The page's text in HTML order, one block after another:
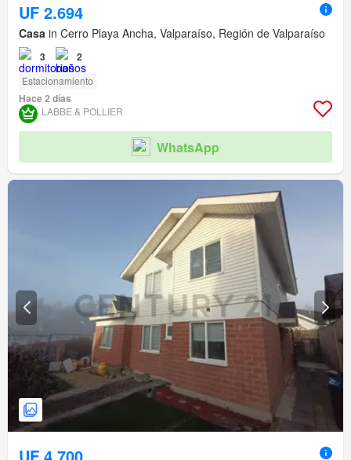
UF 2.694
Casa in Cerro Playa Ancha, Valparaíso, Región de Valparaíso
3 2
Estacionamiento
Hace 2 días
LABBE & POLLIER
WhatsApp